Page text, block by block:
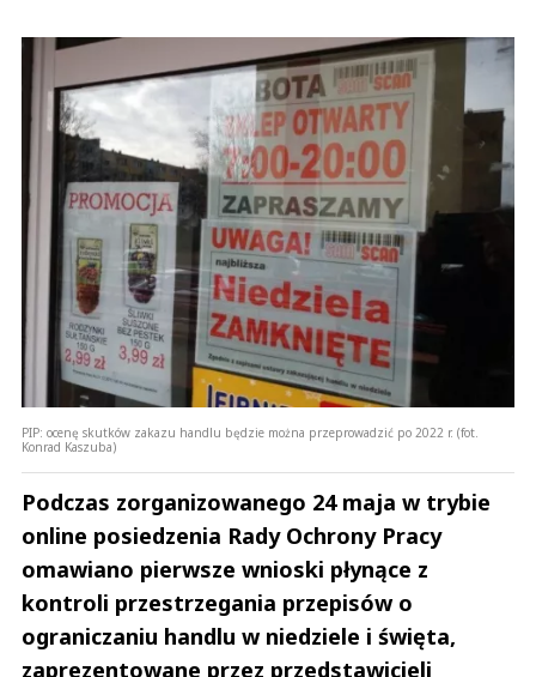
PIP: ocenę skutków zakazu handlu będzie można przeprowadzić po 2022 r. (fot.
Konrad Kaszuba)
Podczas zorganizowanego 24 maja w trybie
online posiedzenia Rady Ochrony Pracy
omawiano pierwsze wnioski płynące z
kontroli przestrzegania przepisów o
ograniczaniu handlu w niedziele i święta,
zaprezentowane przez przedstawicieli